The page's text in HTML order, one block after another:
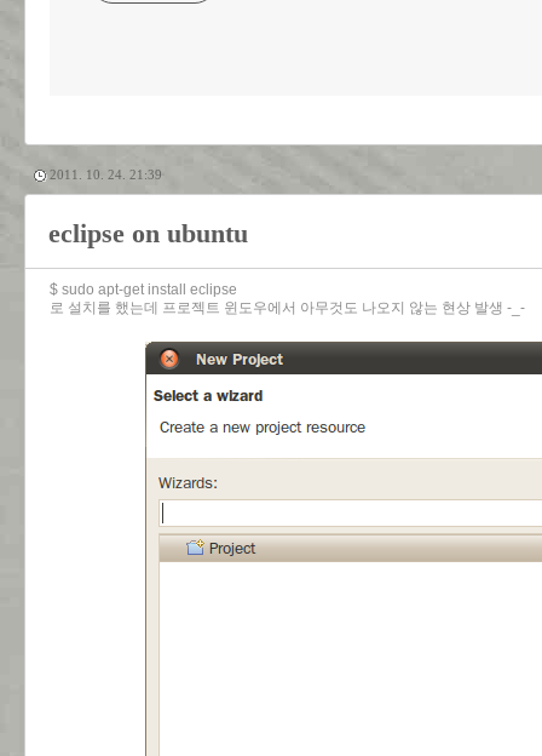
2011. 10. 24. 21:39
eclipse on ubuntu
$ sudo apt-get install eclipse
로 설치를 했는데 프로젝트 윈도우에서 아무것도 나오지 않는 현상 발생 -_-